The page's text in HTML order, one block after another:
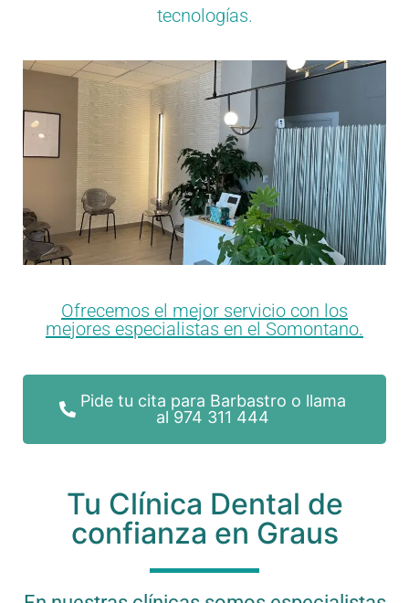
tecnologías.
Ofrecemos el mejor servicio con los
mejores especialistas en el Somontano.
Pide tu cita para Barbastro o llama
al 974 311 444
Tu Clínica Dental de
confianza en Graus